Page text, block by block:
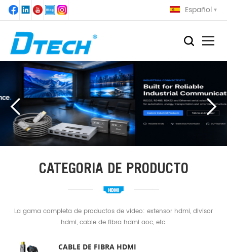
Español
CATEGORIA DE PRODUCTO
La gama completa de productos de video: extensor hdmi, divisor
hdmi, cable de fibra hdmi aoc, etc.
CABLE DE FIBRA HDMI